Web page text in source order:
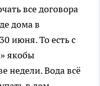
все договора
дома в
июня. То есть с
якобы
недели. Вода всё